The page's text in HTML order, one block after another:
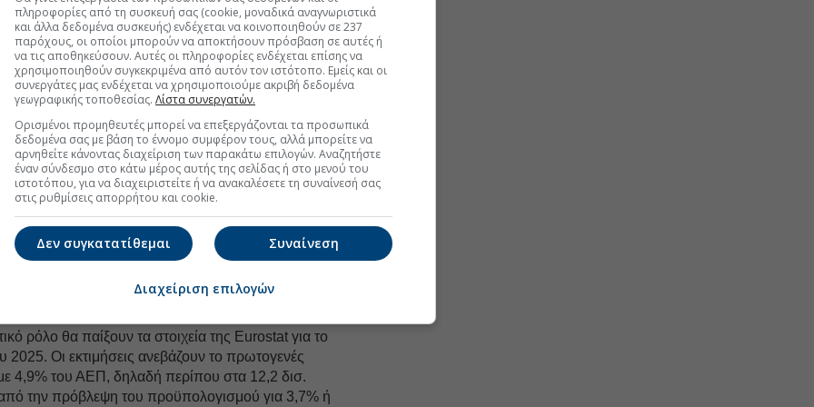
εξετάζεται ηεπέκταση της επιδότησης στο
Μάιο, καθώς καιη συνέχιση της ενίσχυσης για
παραμένει το ενδεχόμενο γιανέα παρέμβαση
βρίσκεται και η επιδότηση στους λογαριασμούς
power pass), αν και για το συγκεκριμένο
επιφυλάξεις.
στοGoogle Discover!
εξελίξεις με την υπογραφη εγκυρότητας του Euro2day.gr
Ακολουθήστε τη σελίδα του Euro2day.gr στο
ρόλο θα παίξουν τα στοιχεία της Eurostat για το
2025. Οι εκτιμήσεις ανεβάζουν το πρωτογενές
4,9% του ΑΕΠ, δηλαδή περίπου στα 12,2 δισ.
την πρόβλεψη του προϋπολογισμού για 3,7% ή
πληροφορίες από τη συσκευή σας (cookie, μοναδικά αναγνωριστικά
και άλλα δεδομένα συσκευής) ενδέχεται να κοινοποιηθούν σε 237
παρόχους, οι οποίοι μπορούν να αποκτήσουν πρόσβαση σε αυτές ή
να τις αποθηκεύσουν. Αυτές οι πληροφορίες ενδέχεται επίσης να
χρησιμοποιηθούν συγκεκριμένα από αυτόν τον ιστότοπο. Εμείς και οι
συνεργάτες μας ενδέχεται να χρησιμοποιούμε ακριβή δεδομένα
γεωγραφικής τοποθεσίας. Λίστα συνεργατών.
Ορισμένοι προμηθευτές μπορεί να επεξεργάζονται τα προσωπικά
δεδομένα σας με βάση το έννομο συμφέρον τους, αλλά μπορείτε να
αρνηθείτε κάνοντας διαχείριση των παρακάτω επιλογών. Αναζητήστε
έναν σύνδεσμο στο κάτω μέρος αυτής της σελίδας ή στο μενού του
ιστοτόπου, για να διαχειριστείτε ή να ανακαλέσετε τη συναίνεσή σας
στις ρυθμίσεις απορρήτου και cookie.
Συναίνεση
Δεν συγκατατίθεμαι
Διαχείριση επιλογών